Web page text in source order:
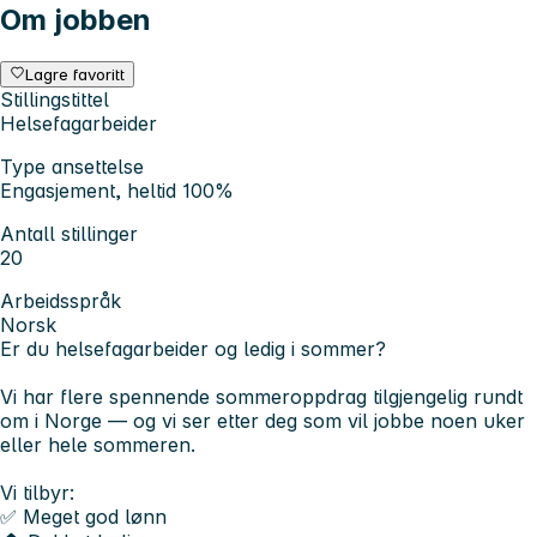
Om jobben
Lagre favoritt
Stillingstittel
Helsefagarbeider
Type ansettelse
Engasjement, heltid 100%
Antall stillinger
20
Arbeidsspråk
Norsk
Er du helsefagarbeider og ledig i sommer?
Vi har flere spennende sommeroppdrag tilgjengelig rundt
om i Norge — og vi ser etter deg som vil jobbe noen uker
eller hele sommeren.
Vi tilbyr:
✅ Meget god lønn